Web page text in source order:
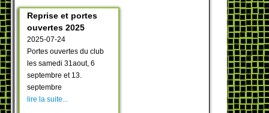
Reprise et portes
ouvertes 2025
2025-07-24
Portes ouvertes du club
les samedi 31aout, 6
septembre et 13.
septembre
lire la suite...